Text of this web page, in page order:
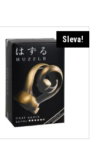
Sleva!